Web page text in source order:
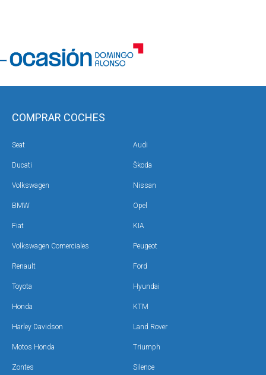
COMPRAR COCHES
Seat Audi
Ducati Škoda
Volkswagen Nissan
BMW Opel
Fiat KIA
Volkswagen Comerciales Peugeot
Renault Ford
Toyota Hyundai
Honda KTM
Harley Davidson Land Rover
Motos Honda Triumph
Zontes Silence